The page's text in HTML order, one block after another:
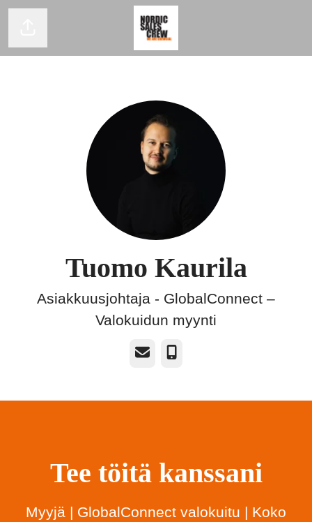
Tuomo Kaurila
Asiakkuusjohtaja - GlobalConnect –
Valokuidun myynti
Sähköposti
Tee töitä kanssani
Myyjä | GlobalConnect valokuitu | Koko